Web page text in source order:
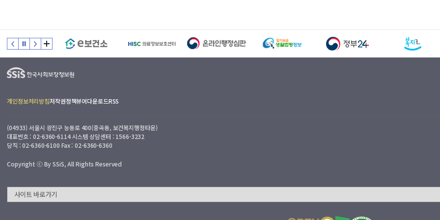
개인정보처리방침저작권정책뷰어다운로드RSS
(04933) 서울시 광진구 능동로 400(중곡동, 보건복지행정타운)
대표번호 : 02-6360-6114 시스템 상담센터 : 1566-3232
당직 : 02-6360-6100 Fax : 02-6360-6360
Copyright ⓒ By SSiS, All Rights Reserved